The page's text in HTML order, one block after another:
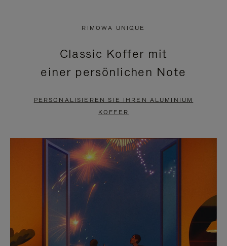
PAUSIERT,
BITTE
DRÜCKEN
ANZUHALTEN
KLICKEN
SIE
ZUM
AUFHEBEN
STUMMSCHALTUNG
RIMOWA UNIQUE
Classic Koffer mit
einer persönlichen Note
PERSONALISIEREN SIE IHREN ALUMINIUM
KOFFER